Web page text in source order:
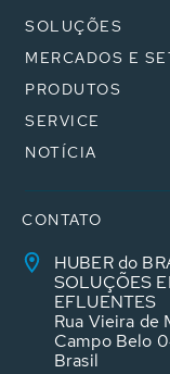
SOLUÇÕES
MERCADOS E
PRODUTOS
SERVICE
NOTÍCIA
CONTATO
HUBER do
SOLUÇÕES
EFLUENTES
Rua Vieira de
Campo Belo
Brasil